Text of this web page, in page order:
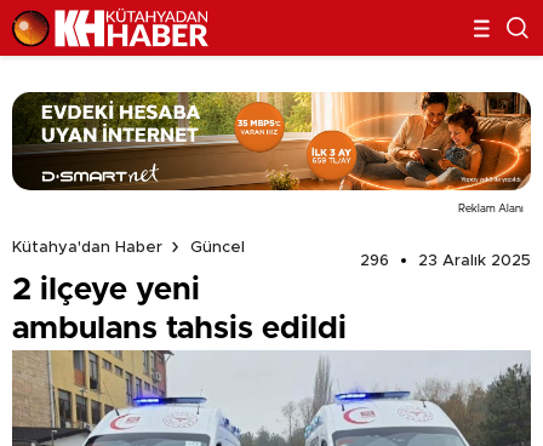
Reklam Alanı
Kütahya'dan Haber
Güncel
296
23 Aralık 2025
2 ilçeye yeni
ambulans tahsis edildi